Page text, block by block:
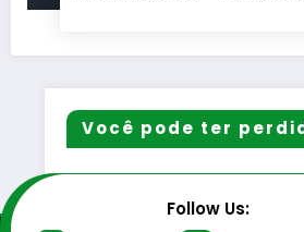
Você pode ter
Follow Us: